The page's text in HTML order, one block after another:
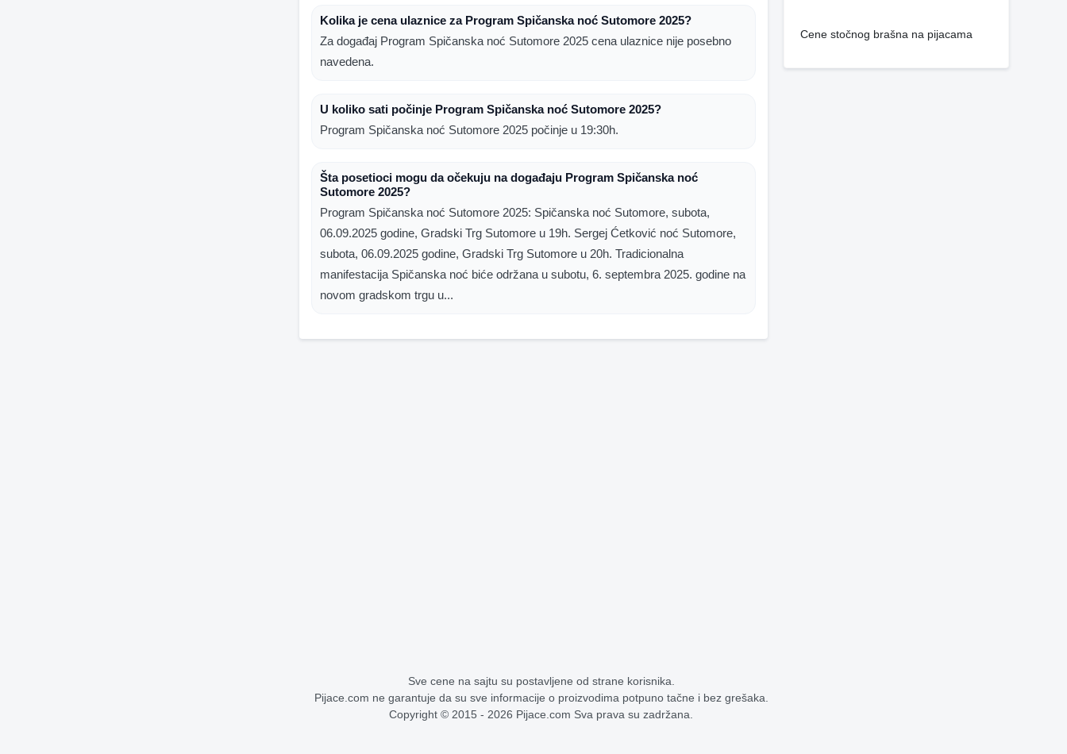
Kolika je cena ulaznice za Program Spičanska noć Sutomore 2025?
Za događaj Program Spičanska noć Sutomore 2025 cena ulaznice nije posebno
navedena.
U koliko sati počinje Program Spičanska noć Sutomore 2025?
Program Spičanska noć Sutomore 2025 počinje u 19:30h.
Šta posetioci mogu da očekuju na događaju Program Spičanska noć
Sutomore 2025?
Program Spičanska noć Sutomore 2025: Spičanska noć Sutomore, subota,
06.09.2025 godine, Gradski Trg Sutomore u 19h. Sergej Ćetković noć Sutomore,
subota, 06.09.2025 godine, Gradski Trg Sutomore u 20h. Tradicionalna
manifestacija Spičanska noć biće održana u subotu, 6. septembra 2025. godine na
novom gradskom trgu u...
Cene stočnog brašna na pijacama
Sve cene na sajtu su postavljene od strane korisnika.
Pijace.com ne garantuje da su sve informacije o proizvodima potpuno tačne i bez grešaka.
Copyright © 2015 - 2026 Pijace.com Sva prava su zadržana.